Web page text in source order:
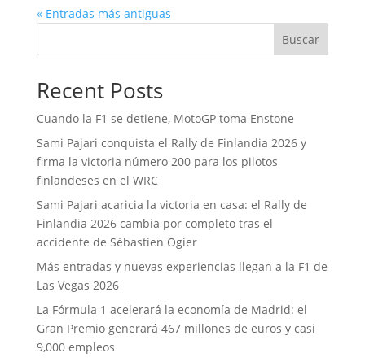
« Entradas más antiguas
Buscar
Recent Posts
Cuando la F1 se detiene, MotoGP toma Enstone
Sami Pajari conquista el Rally de Finlandia 2026 y
firma la victoria número 200 para los pilotos
finlandeses en el WRC
Sami Pajari acaricia la victoria en casa: el Rally de
Finlandia 2026 cambia por completo tras el
accidente de Sébastien Ogier
Más entradas y nuevas experiencias llegan a la F1 de
Las Vegas 2026
La Fórmula 1 acelerará la economía de Madrid: el
Gran Premio generará 467 millones de euros y casi
9,000 empleos